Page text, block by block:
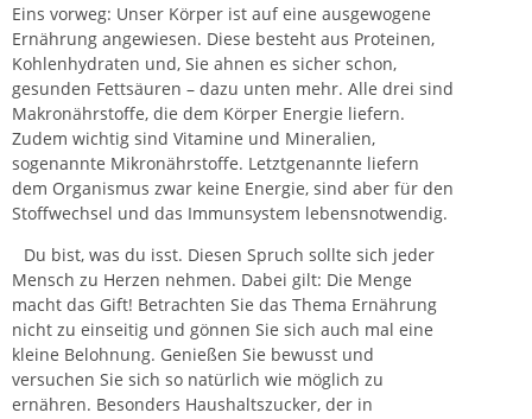
Eins vorweg: Unser Körper ist auf eine ausgewogene
Ernährung angewiesen. Diese besteht aus Proteinen,
Kohlenhydraten und, Sie ahnen es sicher schon,
gesunden Fettsäuren – dazu unten mehr. Alle drei sind
Makronährstoffe, die dem Körper Energie liefern.
Zudem wichtig sind Vitamine und Mineralien,
sogenannte Mikronährstoffe. Letztgenannte liefern
dem Organismus zwar keine Energie, sind aber für den
Stoffwechsel und das Immunsystem lebensnotwendig.
Du bist, was du isst. Diesen Spruch sollte sich jeder
Mensch zu Herzen nehmen. Dabei gilt: Die Menge
macht das Gift! Betrachten Sie das Thema Ernährung
nicht zu einseitig und gönnen Sie sich auch mal eine
kleine Belohnung. Genießen Sie bewusst und
versuchen Sie sich so natürlich wie möglich zu
ernähren. Besonders Haushaltszucker, der in